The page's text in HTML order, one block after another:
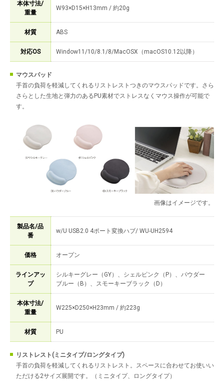
本体寸法/
重量
W93×D15×H13mm / 約20g
材質 ABS
対応OS Window11/10/8.1/8/MacOSX（macOS10.12以降）
マウスパッド
手首の負荷を軽減してくれるリストレストつきのマウスパッドです。さら
さらとした生地と弾力のあるPU素材でストレスなくマウス操作が可能で
す。
画像はイメージです。
製品名/品
番
w/U USB2.0 4ポート変換ハブ/ WU-UH2594
価格 オープン
ラインアッ
プ
シルキーグレー（GY）、シェルピンク（P）、パウダー
ブルー（B）、スモーキーブラック（D）
本体寸法/
重量
W225×D250×H23mm / 約223g
材質 PU
リストレスト(ミニタイプ/ロングタイプ)
手首の負荷を軽減してくれるリストレスト。スペースに合わせてお使いい
ただける2サイズ展開です。（ミニタイプ、ロングタイプ）